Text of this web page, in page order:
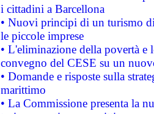
i cittadini a Barcellona
• Nuovi principi di un turismo
le piccole imprese
• L'eliminazione della povertà
convegno del CESE su un
• Domande e risposte sulla
marittimo
• La Commissione presenta la